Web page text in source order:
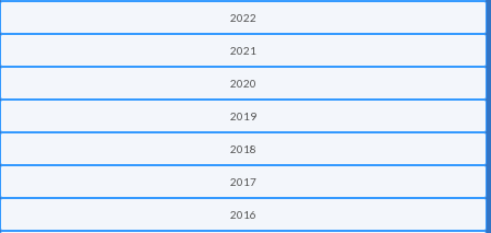
2022
2021
2020
2019
2018
2017
2016